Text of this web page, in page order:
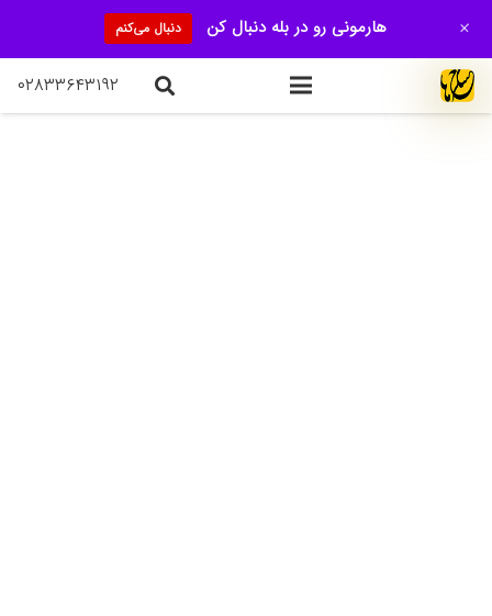
۰۲۸۳۳۶۴۳۱۹۲
هارمونی رو در بله دنبال کن دنبال می‌کنم +